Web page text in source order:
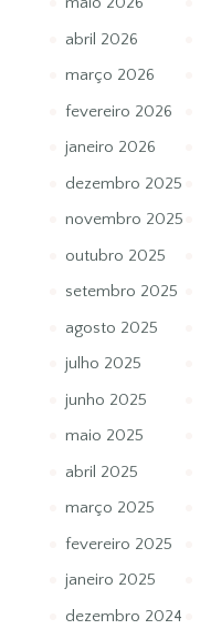
abril 2026
março 2026
fevereiro 2026
janeiro 2026
dezembro 2025
novembro 2025
outubro 2025
setembro 2025
agosto 2025
julho 2025
junho 2025
maio 2025
abril 2025
março 2025
fevereiro 2025
janeiro 2025
dezembro 2024